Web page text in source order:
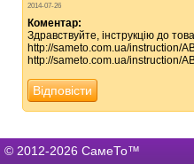
2014-07-26
Коментар:
Здравствуйте, інструкцію до
http://sameto.com.ua/instruction/
http://sameto.com.ua/instruction/
Відповісти
© 2012-2026 СамеТо™